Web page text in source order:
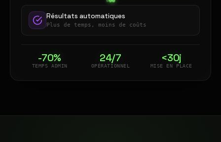
Résultats automatiques
Plus de temps, moins de coûts
-70%
TEMPS ADMIN
24/7
OPÉRATIONNEL
<30j
MISE EN PLACE